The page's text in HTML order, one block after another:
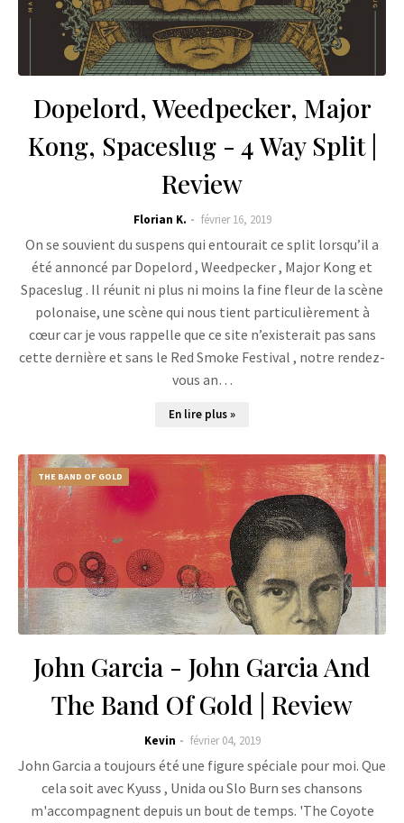
Dopelord, Weedpecker, Major
Kong, Spaceslug - 4 Way Split |
Review
Florian K. février 16, 2019
On se souvient du suspens qui entourait ce split lorsqu’il a
été annoncé par Dopelord , Weedpecker , Major Kong et
Spaceslug . Il réunit ni plus ni moins la fine fleur de la scène
polonaise, une scène qui nous tient particulièrement à
cœur car je vous rappelle que ce site n’existerait pas sans
cette dernière et sans le Red Smoke Festival , notre rendez-
vous an…
En lire plus »
THE BAND OF GOLD
John Garcia - John Garcia And
The Band Of Gold | Review
Kevin février 04, 2019
John Garcia a toujours été une figure spéciale pour moi. Que
cela soit avec Kyuss , Unida ou Slo Burn ses chansons
m'accompagnent depuis un bout de temps. 'The Coyote